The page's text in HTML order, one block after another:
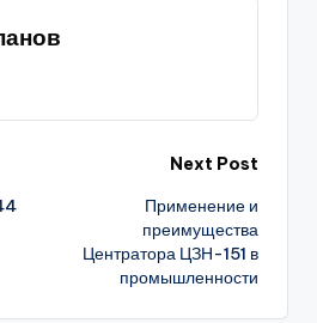
Next Post
Применение и
преимущества
Центратора ЦЗН-151 в
промышленности